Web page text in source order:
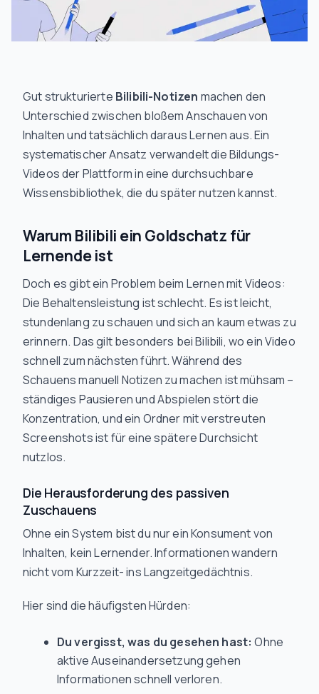
Gut strukturierte Bilibili-Notizen machen den
Unterschied zwischen bloßem Anschauen von
Inhalten und tatsächlich daraus Lernen aus. Ein
systematischer Ansatz verwandelt die Bildungs-
Videos der Plattform in eine durchsuchbare
Wissensbibliothek, die du später nutzen kannst.
Warum Bilibili ein Goldschatz für
Lernende ist
Doch es gibt ein Problem beim Lernen mit Videos:
Die Behaltensleistung ist schlecht. Es ist leicht,
stundenlang zu schauen und sich an kaum etwas zu
erinnern. Das gilt besonders bei Bilibili, wo ein Video
schnell zum nächsten führt. Während des
Schauens manuell Notizen zu machen ist mühsam –
ständiges Pausieren und Abspielen stört die
Konzentration, und ein Ordner mit verstreuten
Screenshots ist für eine spätere Durchsicht
nutzlos.
Die Herausforderung des passiven
Zuschauens
Ohne ein System bist du nur ein Konsument von
Inhalten, kein Lernender. Informationen wandern
nicht vom Kurzzeit- ins Langzeitgedächtnis.
Hier sind die häufigsten Hürden:
Du vergisst, was du gesehen hast: Ohne
aktive Auseinandersetzung gehen
Informationen schnell verloren.